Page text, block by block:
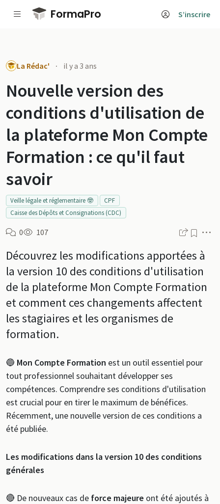
Passer au contenu principal
FormaPro S’inscrire
La Rédac' · il y a 3 ans
Nouvelle version des
conditions d'utilisation de
la plateforme Mon Compte
Formation : ce qu'il faut
savoir
Veille légale et réglementaire 🤓
CPF
Caisse des Dépôts et Consignations (CDC)
0 107
Découvrez les modifications apportées à
la version 10 des conditions d'utilisation
de la plateforme Mon Compte Formation
et comment ces changements affectent
les stagiaires et les organismes de
formation.
🔵 Mon Compte Formation est un outil essentiel pour
tout professionnel souhaitant développer ses
compétences. Comprendre ses conditions d'utilisation
est crucial pour en tirer le maximum de bénéfices.
Récemment, une nouvelle version de ces conditions a
été publiée.
Les modifications dans la version 10 des conditions
générales
🔴 De nouveaux cas de force majeure ont été ajoutés à